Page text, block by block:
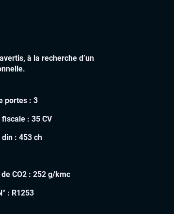
à la recherche d’un
portes : 3
fiscale : 35 CV
din : 453 ch
CO2 : 252 g/kmc
: R1253